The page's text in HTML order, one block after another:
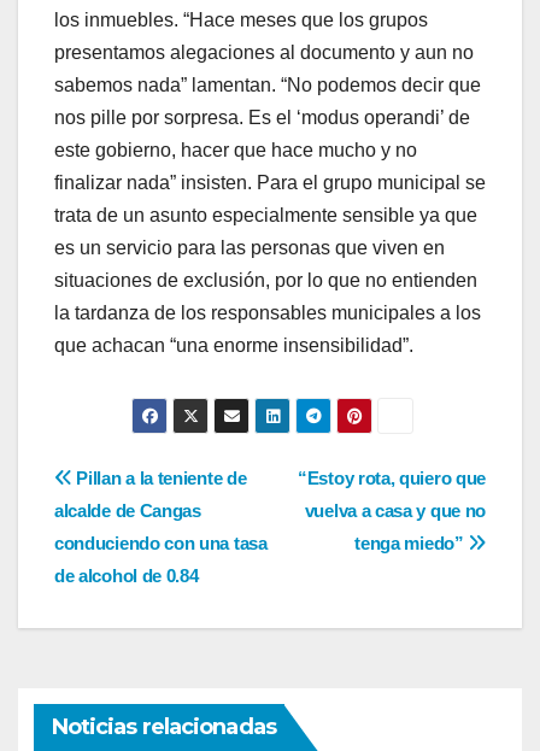
los inmuebles. “Hace meses que los grupos
presentamos alegaciones al documento y aun no
sabemos nada” lamentan. “No podemos decir que
nos pille por sorpresa. Es el ‘modus operandi’ de
este gobierno, hacer que hace mucho y no
finalizar nada” insisten. Para el grupo municipal se
trata de un asunto especialmente sensible ya que
es un servicio para las personas que viven en
situaciones de exclusión, por lo que no entienden
la tardanza de los responsables municipales a los
que achacan “una enorme insensibilidad”.
Navegación
de
entradas
“Estoy rota, quiero que
vuelva a casa y que no
tenga miedo”
Pillan a la teniente de
alcalde de Cangas
conduciendo con una tasa
de alcohol de 0.84
Noticias relacionadas